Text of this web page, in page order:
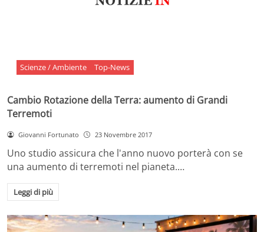
Scienze / Ambiente Top-News
Cambio Rotazione della Terra: aumento di Grandi
Terremoti
Giovanni Fortunato 23 Novembre 2017
Uno studio assicura che l'anno nuovo porterà con se
una aumento di terremoti nel pianeta.…
Leggi di più